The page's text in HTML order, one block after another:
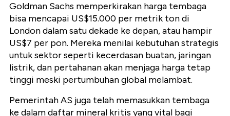
Goldman Sachs memperkirakan harga tembaga
bisa mencapai US$15.000 per metrik ton di
London dalam satu dekade ke depan, atau hampir
US$7 per pon. Mereka menilai kebutuhan strategis
untuk sektor seperti kecerdasan buatan, jaringan
listrik, dan pertahanan akan menjaga harga tetap
tinggi meski pertumbuhan global melambat.
Pemerintah AS juga telah memasukkan tembaga
ke dalam daftar mineral kritis yang vital bagi